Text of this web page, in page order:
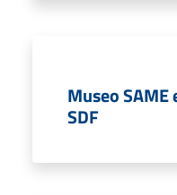
Museo
SDF